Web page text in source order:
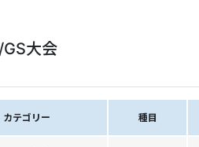
大会
カテゴリー 種目